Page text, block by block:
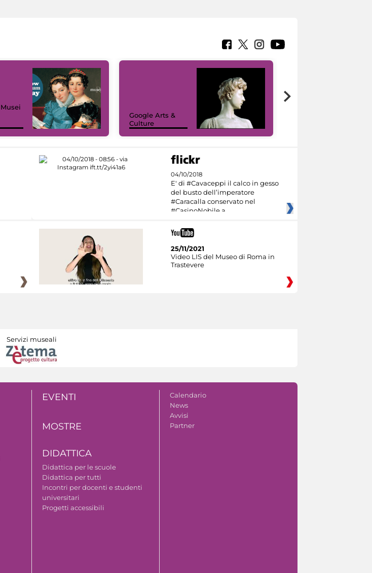
Google Arts &
Culture
04/10/2018
E' di #Cavaceppi il calco in gesso
del busto dell’imperatore
#Caracalla conservato nel
#CasinoNobile a
25/11/2021
Video LIS del Museo di Roma in
Trastevere
Servizi museali
EVENTI
MOSTRE
DIDATTICA
Didattica per le scuole
Didattica per tutti
Incontri per docenti e studenti
universitari
Progetti accessibili
Calendario
News
Avvisi
Partner